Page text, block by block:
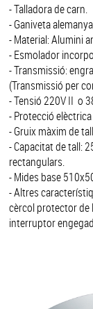
- Talladora de carn.
- Ganiveta
- Material: Alumini
- Esmolador
- Transmissió:
(Transmissió per
- Tensió 220V II o
- Protecció
- Gruix màxim de
- Capacitat de tall:
rectangulars.
- Mides base
- Altres
cèrcol protector de
interruptor